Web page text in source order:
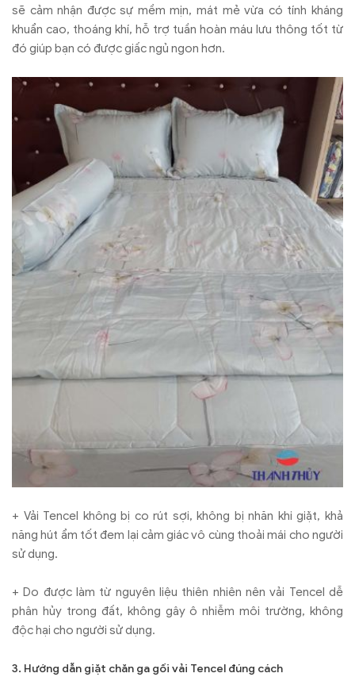
sẽ cảm nhận được sự mềm mịn, mát mẻ vừa có tính kháng
khuẩn cao, thoáng khí, hỗ trợ tuần hoàn máu lưu thông tốt từ
đó giúp bạn có được giấc ngủ ngon hơn.
+ Vải Tencel không bị co rút sợi, không bị nhăn khi giặt, khả
năng hút ẩm tốt đem lại cảm giác vô cùng thoải mái cho người
sử dụng.
+ Do được làm từ nguyên liệu thiên nhiên nên vải Tencel dễ
phân hủy trong đất, không gây ô nhiễm môi trường, không
độc hại cho người sử dụng.
3. Hướng dẫn giặt chăn ga gối vải Tencel đúng cách